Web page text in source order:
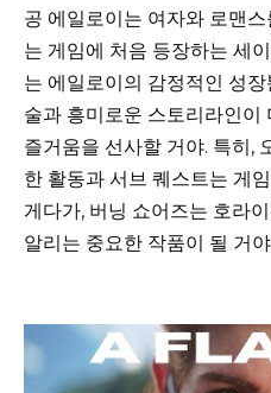
공 에일로이는 여자와 로맨
는 게임에 처음 등장하는 세
는 에일로이의 감정적인 성장
술과 흥미로운 스토리라인이
즐거움을 선사할 거야. 특히,
한 활동과 서브 퀘스트는 게
게다가, 버닝 쇼어즈는 호라
알리는 중요한 작품이 될 거